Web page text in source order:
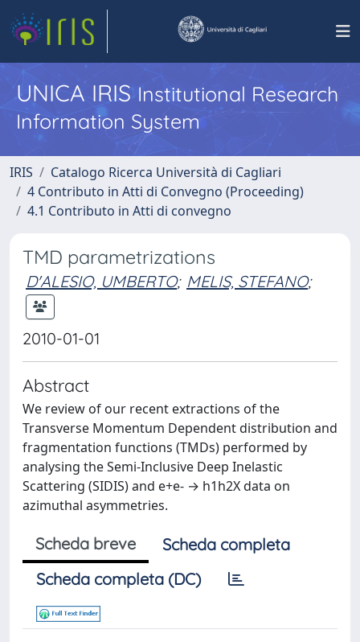
UNICA IRISInstitutional Research
Information System
IRIS
Catalogo Ricerca Università di Cagliari
4 Contributo in Atti di Convegno (Proceeding)
4.1 Contributo in Atti di convegno
TMD parametrizations
D'ALESIO, UMBERTO; MELIS, STEFANO;
2010-01-01
Abstract
We review of our recent extractions of the
Transverse Momentum Dependent distribution and
fragmentation functions (TMDs) performed by
analysing the Semi-Inclusive Deep Inelastic
Scattering (SIDIS) and e+e- → h1h2X data on
azimuthal asymmetries.
Scheda breve
Scheda completa
Scheda completa (DC)